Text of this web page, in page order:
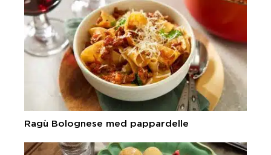
Ragù Bolognese med pappardelle